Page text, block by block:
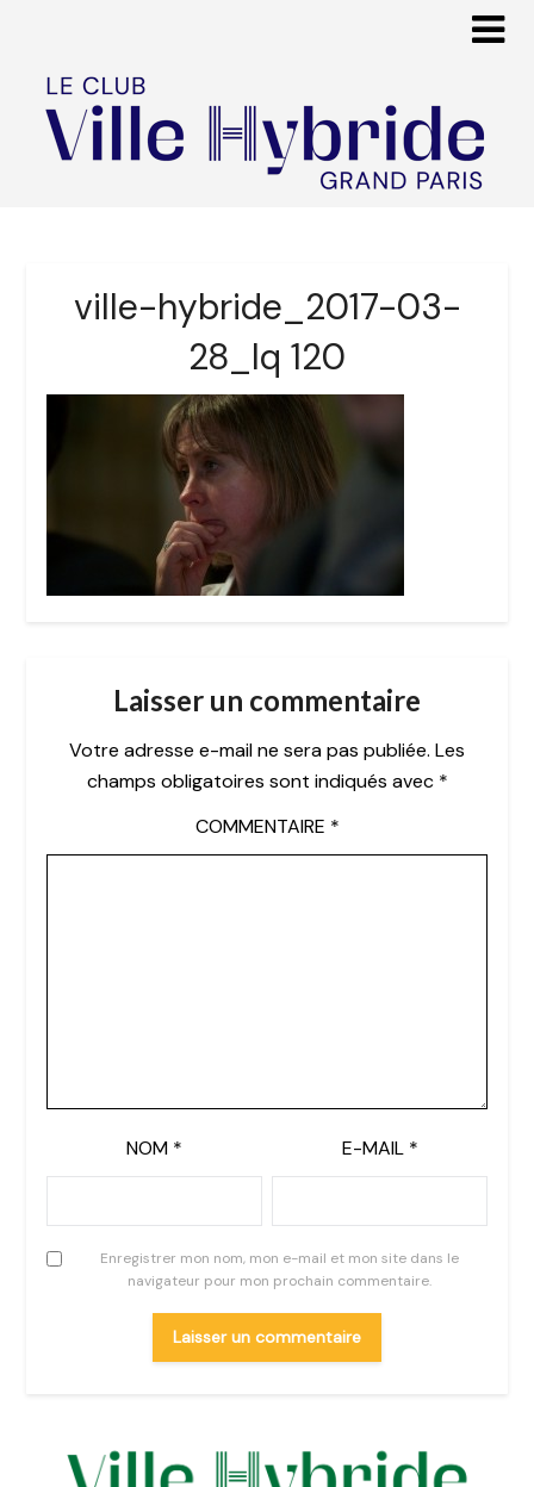
ville-hybride_2017-03-
28_lq 120
Laisser un commentaire
Votre adresse e-mail ne sera pas publiée. Les
champs obligatoires sont indiqués avec *
COMMENTAIRE *
NOM * E-MAIL *
Enregistrer mon nom, mon e-mail et mon site dans le
navigateur pour mon prochain commentaire.